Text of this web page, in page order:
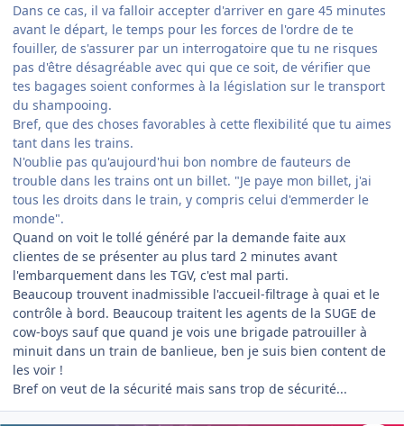
Dans ce cas, il va falloir accepter d'arriver en gare 45 minutes
avant le départ, le temps pour les forces de l'ordre de te
fouiller, de s'assurer par un interrogatoire que tu ne risques
pas d'être désagréable avec qui que ce soit, de vérifier que
tes bagages soient conformes à la législation sur le transport
du shampooing.
Bref, que des choses favorables à cette flexibilité que tu aimes
tant dans les trains.
N'oublie pas qu'aujourd'hui bon nombre de fauteurs de
trouble dans les trains ont un billet. "Je paye mon billet, j'ai
tous les droits dans le train, y compris celui d'emmerder le
monde".
Quand on voit le tollé généré par la demande faite aux
clientes de se présenter au plus tard 2 minutes avant
l'embarquement dans les TGV, c'est mal parti.
Beaucoup trouvent inadmissible l'accueil-filtrage à quai et le
contrôle à bord. Beaucoup traitent les agents de la SUGE de
cow-boys sauf que quand je vois une brigade patrouiller à
minuit dans un train de banlieue, ben je suis bien content de
les voir !
Bref on veut de la sécurité mais sans trop de sécurité...